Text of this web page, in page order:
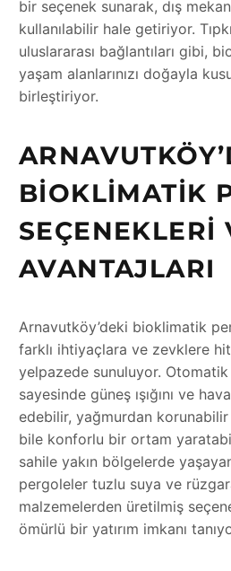
bir seçenek sunarak, dış
kullanılabilir hale getiriyor.
uluslararası bağlantıları gibi,
yaşam alanlarınızı doğayla
birleştiriyor.
BIOKLIMATIK
SEÇENEKLERI
AVANTAJLARI
Arnavutköy’deki bioklimatik
farklı ihtiyaçlara ve zevklere
yelpazede sunuluyor. Otomatik
sayesinde güneş ışığını ve
edebilir, yağmurdan
bile konforlu bir ortam
sahile yakın bölgelerde
pergoleler tuzlu suya ve
malzemelerden üretilmiş
ömürlü bir yatırım imkanı